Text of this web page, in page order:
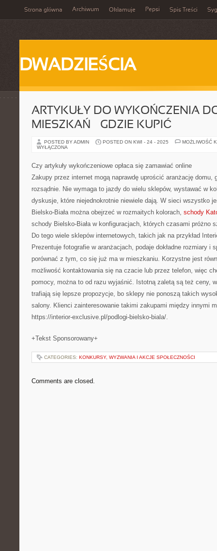
Strona główna Archiwum Okłamuje Pepsi Spis Treści
DWADZIEŚCIA
ARTYKUŁY DO WYKOŃCZENIA
MIESZKAŃ – GDZIE KUPIĆ
POSTED BY ADMIN POSTED ON KWI - 24 - 2025
MOŻLIWOŚĆ
WYŁĄCZONA
Czy artykuły wykończeniowe opłaca się zamawiać online
Zakupy przez internet mogą naprawdę uprościć aranżację domu,
rozsądnie. Nie wymaga to jazdy do wielu sklepów, wystawać w
dyskusje, które niejednokrotnie niewiele dają. W sieci wszystko
Bielsko-Biała można obejrzeć w rozmaitych kolorach, schody
schody Bielsko-Biała w konfiguracjach, których czasami próżno
Do tego wiele sklepów internetowych, takich jak na przykład
Prezentuje fotografie w aranżacjach, podaje dokładne rozmiary i
porównać z tym, co się już ma w mieszkaniu. Korzystne jest
możliwość kontaktowania się na czacie lub przez telefon, więc
pomocy, można to od razu wyjaśnić. Istotną zaletą są też ceny,
trafiają się lepsze propozycje, bo sklepy nie ponoszą takich
salony. Klienci zainteresowanie takimi zakupami między innymi
https://interior-exclusive.pl/podlogi-bielsko-biala/.
+Tekst Sponsorowany+
CATEGORIES: KONKURSY, WYZWANIA I AKCJE SPOŁECZNOŚCI
Comments are closed.